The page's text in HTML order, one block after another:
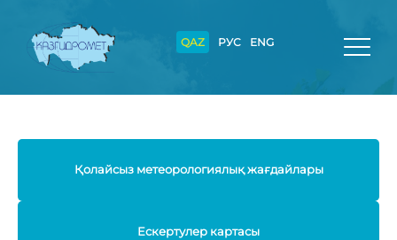
QAZ РУС ENG
Қолайсыз метеорологиялық жағдайлары
Ескертулер картасы